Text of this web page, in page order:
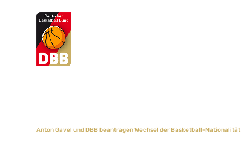
Suchvorschläge
Anton Gavel und DBB beantragen Wechsel der Basketball-Nationalität